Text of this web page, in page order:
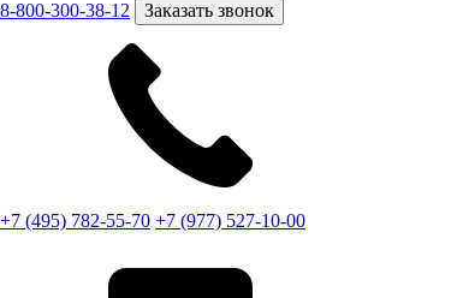
8-800-300-38-12 Заказать звонок
+7 (495) 782-55-70 +7 (977) 527-10-00